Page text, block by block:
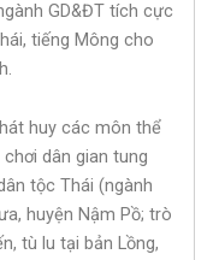
GD&ĐT tích cực
tiếng Mông cho
huy các môn thể
dân gian tung
tộc Thái (ngành
huyện Nậm Pồ; trò
tù lu tại bản Lồng,